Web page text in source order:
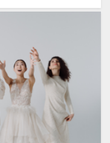
دوران گذشته را در کنار